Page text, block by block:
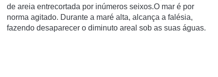
de areia entrecortada por inúmeros seixos.O mar é por
norma agitado. Durante a maré alta, alcança a falésia,
fazendo desaparecer o diminuto areal sob as suas águas.